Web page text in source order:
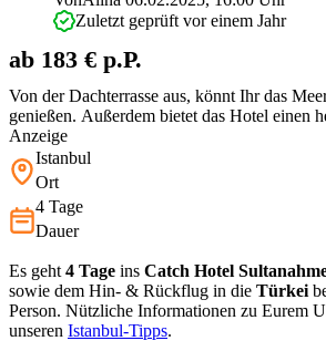
Von der Dachterrasse aus, könnt Ihr das
genießen. Außerdem bietet das Hotel einen
Ausgangspunkt für verschiedene
Zuletzt geprüft vor einem Jahr
ab 183 € p.P.
Anzeige
Istanbul
Ort
4 Tage
Dauer
Es geht 4 Tage ins Catch Hotel
sowie dem Hin- & Rückflug in die Türkei
Person. Nützliche Informationen zu Eurem
unseren Istanbul-Tipps.